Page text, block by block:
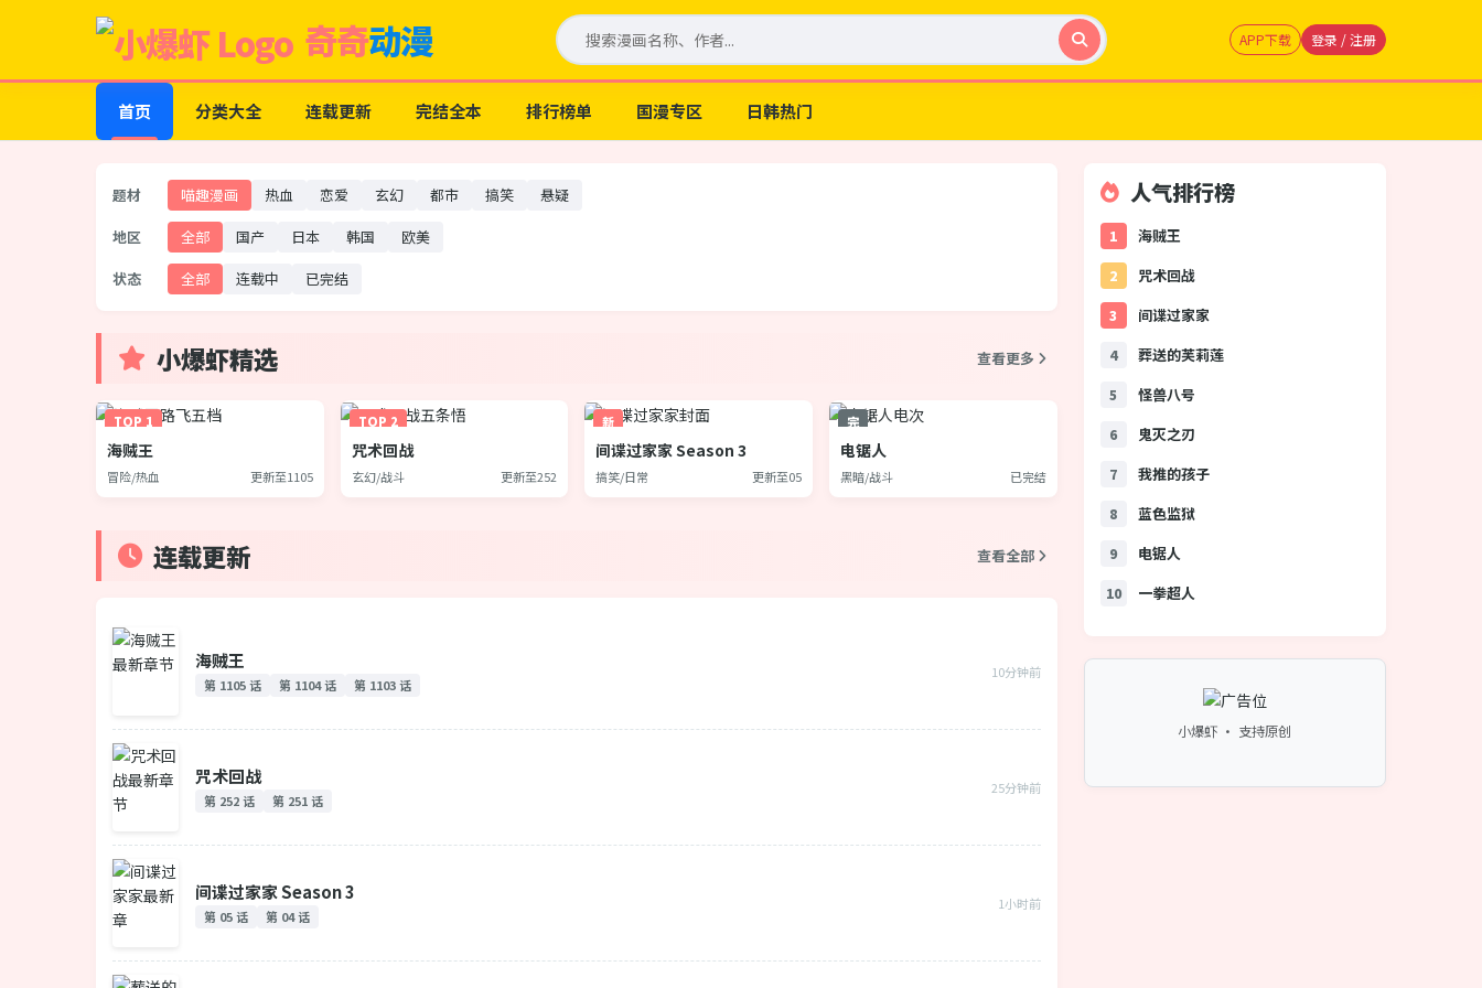
奇奇动漫 APP下载 登录 / 注册
首页 分类大全 连载更新 完结全本 排行榜单 国漫专区 日韩热门
题材 喵趣漫画 热血 恋爱 玄幻 都市 搞笑
悬疑
地区
全部 国产 日本 韩国
欧美
状态
全部 连载中 已完结
小爆虾精选 查看更多
TOP 1
海贼王
冒险/热血 更新至1105
TOP 2
咒术回战
玄幻/战斗 更新至252
新
间谍过家家 Season 3
搞笑/日常 更新至05
完
电锯人
黑暗/战斗 已完结
连载更新 查看全部
海贼王
第 1105 话 第 1104 话 第 1103 话
10分钟前
咒术回战
第 252 话 第 251 话
25分钟前
间谍过家家 Season 3
第 05 话 第 04 话
1小时前
人气排行榜
1 海贼王
2 咒术回战
3 间谍过家家
4 葬送的芙莉莲
5 怪兽八号
6 鬼灭之刃
7 我推的孩子
8 蓝色监狱
9 电锯人
10 一拳超人
小爆虾 · 支持原创